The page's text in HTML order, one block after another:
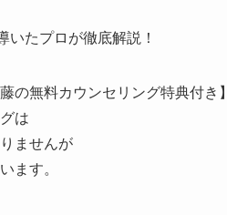
いたプロが徹底解説！
の無料カウンセリング特典付き】
は
ませんが
ます。